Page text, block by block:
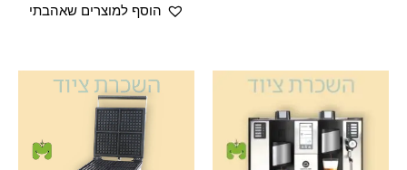
הוסף למוצרים שאהבתי
המחיר
המקורי
היה:
399.00 ₪.
המחיר
349.00 ₪.
המחיר
המקורי
היה:
349.00 ₪.
המחיר